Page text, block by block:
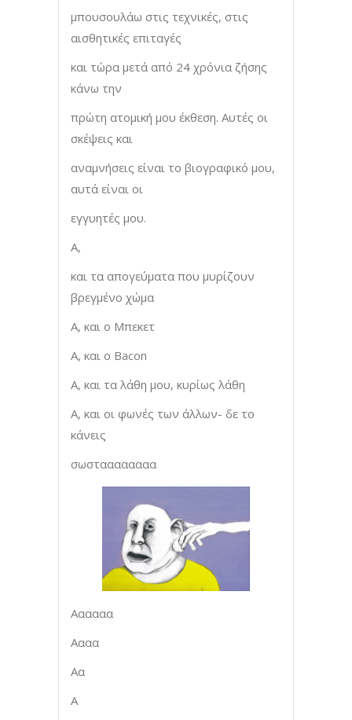
μπουσουλάω στις τεχνικές, στις
αισθητικές επιταγές
και τώρα μετά από 24 χρόνια ζήσης
κάνω την
πρώτη ατομική μου έκθεση. Αυτές οι
σκέψεις και
αναμνήσεις είναι το βιογραφικό μου,
αυτά είναι οι
εγγυητές μου.
Α,
και τα απογεύματα που μυρίζουν
βρεγμένο χώμα
Α, και ο Μπεκετ
Α, και ο Bacon
A, και τα λάθη μου, κυρίως λάθη
Α, και οι φωνές των άλλων- δε το
κάνεις
σωσταααααααα
Αααααα
Αααα
Αα
Α